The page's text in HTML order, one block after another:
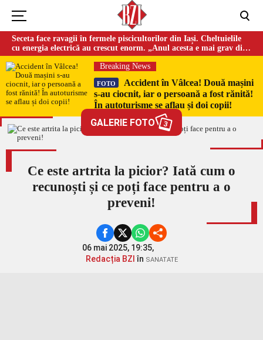
Seceta face ravagii în fermele piscicultorilor din Iași. Cheltuielile
cu energia electrică au crescut enorm. „Anul acesta e mai grav din
cauza temperaturilor foarte mari”
Breaking News
FOTO
Accident în Vâlcea! Două mașini
s-au ciocnit, iar o persoană a fost rănită!
În autoturisme se aflau și doi copii!
GALERIE FOTO 3
Ce este artrita la picior? Iată cum o
recunoști și ce poți face pentru a o
preveni!
06 mai 2025, 19:35,
Redacția BZI în SANATATE